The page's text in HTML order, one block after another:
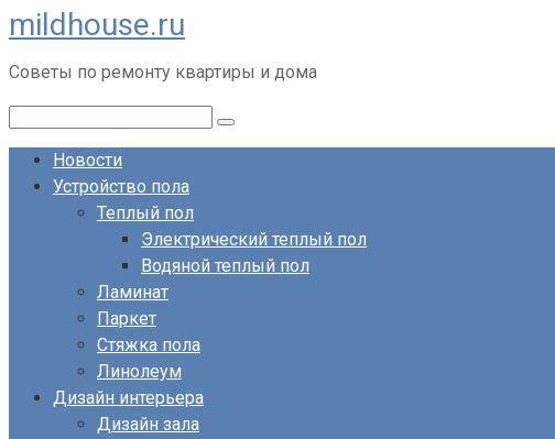
Перейти
к
контенту
mildhouse.ru
Советы по ремонту квартиры и дома
Новости
Устройство пола
Теплый пол
Электрический теплый пол
Водяной теплый пол
Ламинат
Паркет
Стяжка пола
Линолеум
Дизайн интерьера
Дизайн зала